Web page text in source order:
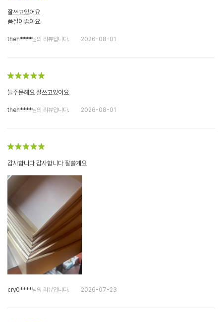
잘쓰고있어요
품질이좋아요
theh****님의 리뷰입니다. 2026-08-01
늘주문해요 잘쓰고있어요
theh****님의 리뷰입니다. 2026-08-01
감사합니다 감사합니다 잘쓸게요
cry0****님의 리뷰입니다. 2026-07-23